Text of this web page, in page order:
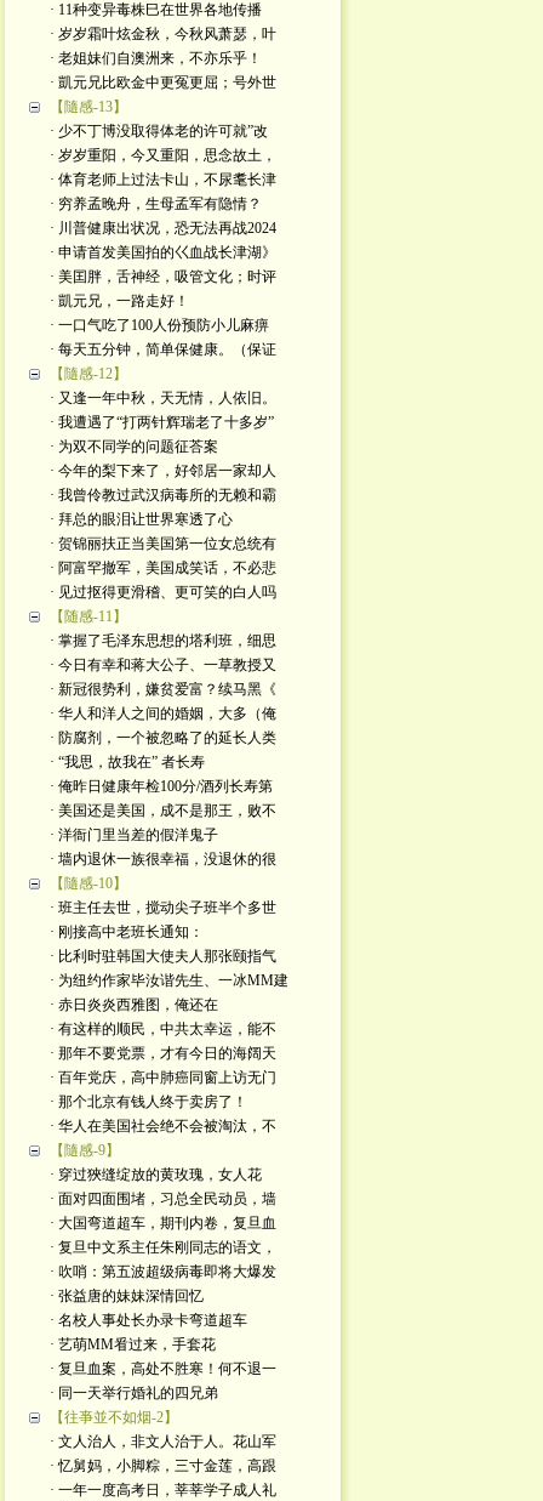
· 11种变异毒株巳在世界各地传播
· 岁岁霜叶炫金秋，今秋风萧瑟，叶
· 老姐妹们自澳洲来，不亦乐乎！
· 凱元兄比欧金中更冤更屈；号外世
【隨感-13】
· 少不丁博没取得体老的许可就”改
· 岁岁重阳，今又重阳，思念故土，
· 体育老师上过法卡山，不尿耄长津
· 穷养孟晚舟，生母孟军有隐情？
· 川普健康出状况，恐无法再战2024
· 申请首发美国拍的巜血战长津湖》
· 美囯胖，舌神经，吸管文化；时评
· 凱元兄，一路走好！
· 一口气吃了100人份预防小儿麻痹
· 每天五分钟，简单保健康。（保证
【隨感-12】
· 又逢一年中秋，天无情，人依旧。
· 我遭遇了“打两针辉瑞老了十多岁”
· 为双不同学的问题征荅案
· 今年的梨下来了，好邻居一家却人
· 我曾伶教过武汉病毒所的无赖和霸
· 拜总的眼泪让世界寒透了心
· 贺锦丽扶正当美国第一位女总统有
· 阿富罕撤军，美国成笑话，不必悲
· 见过抠得更滑稽、更可笑的白人吗
【随感-11】
· 掌握了毛泽东思想的塔利班，细思
· 今日有幸和蒋大公子、一草教授又
· 新冠很势利，嫌贫爱富？续马黑《
· 华人和洋人之间的婚姻，大多（俺
· 防腐剂，一个被忽略了的延长人类
· “我思，故我在” 者长寿
· 俺昨日健康年检100分/酒列长寿第
· 美国还是美国，成不是那王，败不
· 洋衙门里当差的假洋鬼子
· 墙内退休一族很幸福，没退休的很
【隨感-10】
· 班主任去世，搅动尖子班半个多世
· 刚接高中老班长通知：
· 比利时驻韩国大使夫人那张颐指气
· 为纽约作家毕汝谐先生、一冰MM建
· 赤日炎炎西雅图，俺还在
· 有这样的顺民，中共太幸运，能不
· 那年不要党票，才有今日的海阔天
· 百年党庆，高中肺癌同窗上访无门
· 那个北京有钱人终于卖房了！
· 华人在美国社会绝不会被淘汰，不
【隨感-9】
· 穿过狹缝绽放的黄玫瑰，女人花
· 面对四面围堵，习总全民动员，墙
· 大国弯道超车，期刊内卷，复旦血
· 复旦中文系主任朱刚同志的语文，
· 吹哨：第五波超级病毒即将大爆发
· 张益唐的妹妹深情回忆
· 名校人事处长办录卡弯道超车
· 艺萌MM㸔过来，手套花
· 复旦血案，高处不胜寒！何不退一
· 同一天举行婚礼的四兄弟
【往亊並不如烟-2】
· 文人治人，非文人治于人。花山军
· 忆舅妈，小脚粽，三寸金莲，高跟
· 一年一度高考日，莘莘学子成人礼